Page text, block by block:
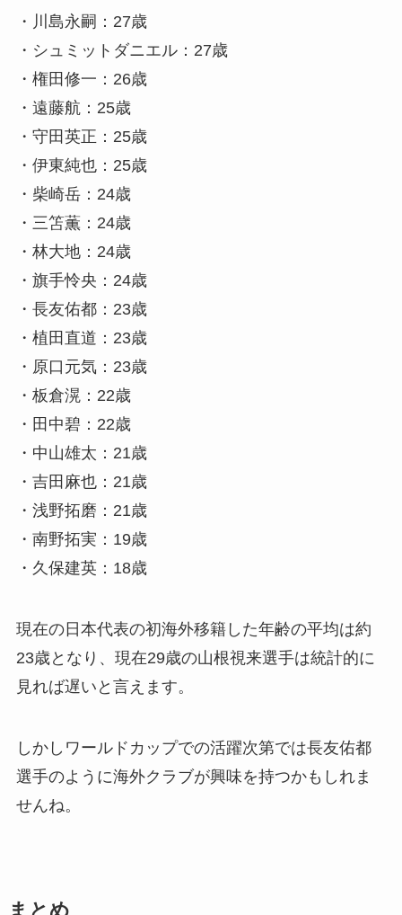
・川島永嗣：27歳
・シュミットダニエル：27歳
・権田修一：26歳
・遠藤航：25歳
・守田英正：25歳
・伊東純也：25歳
・柴崎岳：24歳
・三笘薫：24歳
・林大地：24歳
・旗手怜央：24歳
・長友佑都：23歳
・植田直道：23歳
・原口元気：23歳
・板倉滉：22歳
・田中碧：22歳
・中山雄太：21歳
・吉田麻也：21歳
・浅野拓磨：21歳
・南野拓実：19歳
・久保建英：18歳
現在の日本代表の初海外移籍した年齢の平均は約
23歳となり、現在29歳の山根視来選手は統計的に
見れば遅いと言えます。
しかしワールドカップでの活躍次第では長友佑都
選手のように海外クラブが興味を持つかもしれま
せんね。
まとめ